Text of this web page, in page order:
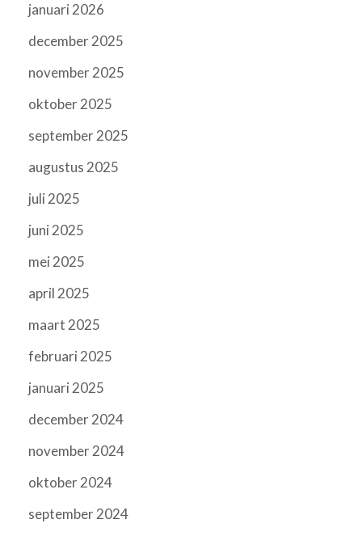
januari 2026
december 2025
november 2025
oktober 2025
september 2025
augustus 2025
juli 2025
juni 2025
mei 2025
april 2025
maart 2025
februari 2025
januari 2025
december 2024
november 2024
oktober 2024
september 2024